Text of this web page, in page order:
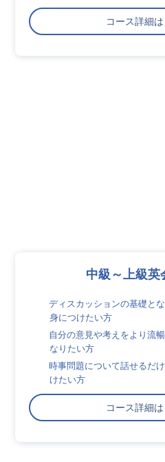
コース詳細
中級～上級英
ディスカッションの基礎と
身につけたい方
自分の意見や考えをより流
なりたい方
時事問題について話せるだ
けたい方
コース詳細